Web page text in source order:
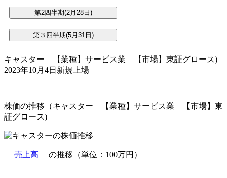
キャスター 【業種】サービス業 【市場】東証グロース)
2023年10月4日新規上場
株価の推移（キャスター 【業種】サービス業 【市場】東
証グロース)
売上高 の推移（単位：100万円）